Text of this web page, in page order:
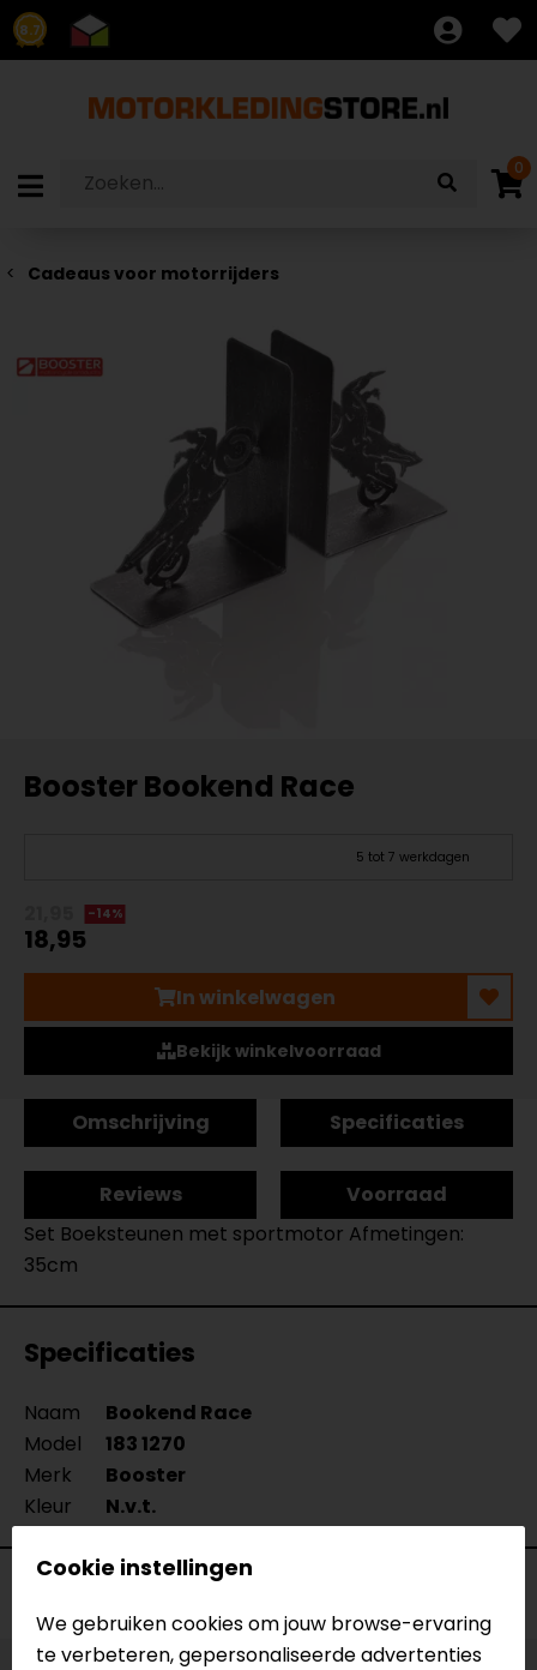
8.7
0
Cadeaus voor motorrijders
Booster Bookend Race
5 tot 7 werkdagen
-14%
18,95
In winkelwagen
Bekijk winkelvoorraad
Omschrijving Specificaties
Reviews
Voorraad
Set Boeksteunen met sportmotor Afmetingen:
35cm
Specificaties
Naam
Bookend Race
Model
183 1270
Merk
Booster
Kleur
N.v.t.
Cookie instellingen
We gebruiken cookies om jouw browse-ervaring
te verbeteren, gepersonaliseerde advertenties